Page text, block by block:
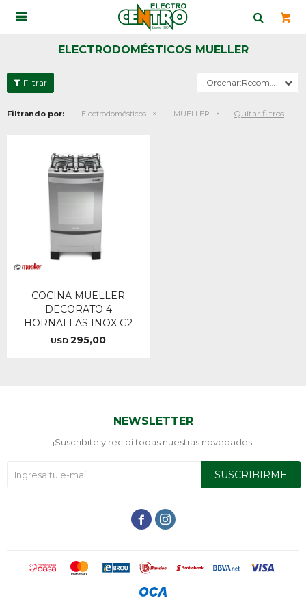

ELECTRODOMÉSTICOS MUELLER
Recomendados
Filtrando por: Electrodomésticos MUELLER Quitar filtros
COCINA MUELLER
DECORATO 4
HORNALLAS INOX G2
USD 295,00
NEWSLETTER
¡Suscribite y recibí todas nuestras novedades!
SUSCRIBIRME
 